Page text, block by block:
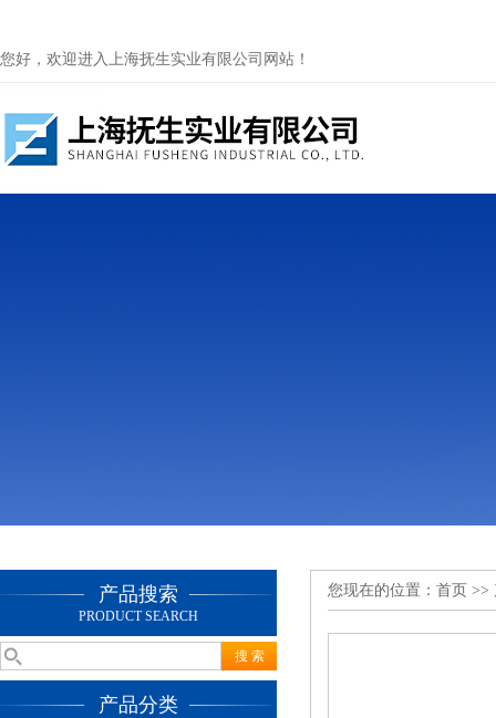
您好，欢迎进入上海抚生实业有限公司网站！
产品搜索
PRODUCT SEARCH
产品分类
您现在的位置： 首页 >>